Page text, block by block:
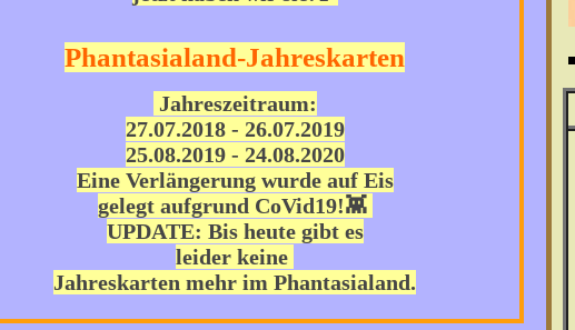
Phantasialand-Jahreskarten
Jahreszeitraum:
27.07.2018 - 26.07.2019
25.08.2019 - 24.08.2020
Eine Verlängerung wurde auf Eis
gelegt aufgrund CoVid19!👾
UPDATE: Bis heute gibt es
leider keine
Jahreskarten mehr im Phantasialand.